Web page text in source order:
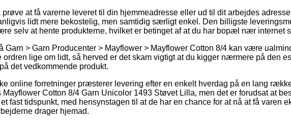
prøve at få varerne leveret til din hjemmeadresse eller ud til dit arbejdes
lidt mere bekostelig, men samtidig særligt enkel. Den billigste
selv at hente produkterne, hvilket er betinget af at du har bopæl nær internet
Garn > Garn Producenter > Mayflower > Mayflower Cotton 8/4 kan være
ordren lige om lidt, så herved er det skam vigtigt at du kigger nærmere på den
det vedkommende produkt.
online forretninger præsterer levering efter en enkelt hverdag på en lang
Mayflower Cotton 8/4 Garn Unicolor 1493 Støvet Lilla, men det er forudsat at
fast tidspunkt, med hensynstagen til at de har en chance for at nå at få varen
drager hjemad.